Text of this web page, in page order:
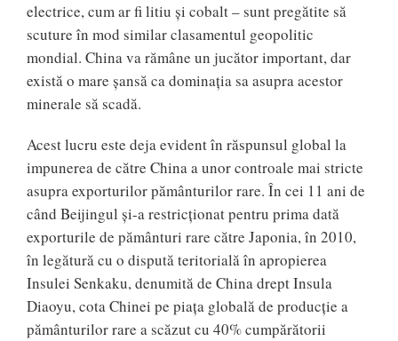
electrice, cum ar fi litiu şi cobalt – sunt pregătite să
scuture în mod similar clasamentul geopolitic
mondial. China va rămâne un jucător important, dar
există o mare şansă ca dominaţia sa asupra acestor
minerale să scadă.
Acest lucru este deja evident în răspunsul global la
impunerea de către China a unor controale mai stricte
asupra exporturilor pământurilor rare. În cei 11 ani de
când Beijingul şi-a restricţionat pentru prima dată
exporturile de pământuri rare către Japonia, în 2010,
în legătură cu o dispută teritorială în apropierea
Insulei Senkaku, denumită de China drept Insula
Diaoyu, cota Chinei pe piaţa globală de producţie a
pământurilor rare a scăzut cu 40% cumpărătorii